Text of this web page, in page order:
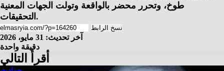
طوخ، وتحرر محضر بالواقعة وتولت الجهات المعنية
التحقيقات.
نسخ الرابط
آخر تحديث: 31 مايو، 2026
دقيقة واحدة
أقرأ التالي